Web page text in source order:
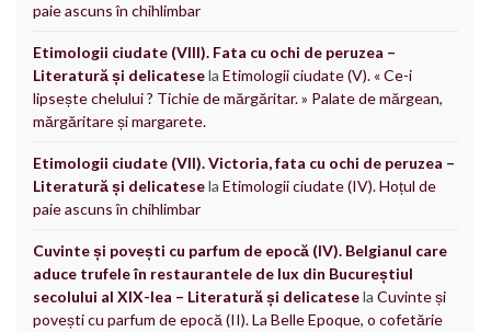
paie ascuns în chihlimbar
Etimologii ciudate (VIII). Fata cu ochi de peruzea –
Literatură și delicatesela Etimologii ciudate (V). « Ce-i
lipsește chelului ? Tichie de mărgăritar. » Palate de mărgean,
mărgăritare și margarete.
Etimologii ciudate (VII). Victoria, fata cu ochi de peruzea –
Literatură și delicatesela Etimologii ciudate (IV). Hoțul de
paie ascuns în chihlimbar
Cuvinte și povești cu parfum de epocă (IV). Belgianul care
aduce trufele în restaurantele de lux din Bucureștiul
secolului al XIX-lea – Literatură și delicatesela Cuvinte și
povești cu parfum de epocă (II). La Belle Epoque, o cofetărie